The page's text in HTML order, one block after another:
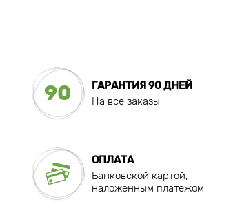
90
ГАРАНТИЯ 90 ДНЕЙ
На все заказы
ОПЛАТА
Банковской картой,
наложенным платежом